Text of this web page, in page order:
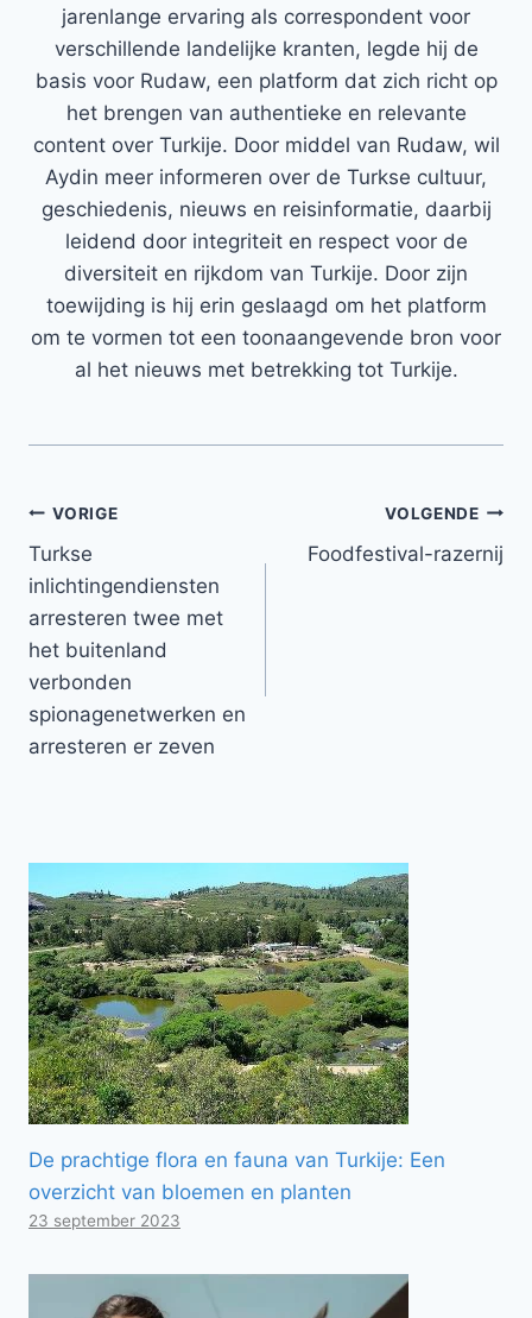
jarenlange ervaring als correspondent voor
verschillende landelijke kranten, legde hij de
basis voor Rudaw, een platform dat zich richt op
het brengen van authentieke en relevante
content over Turkije. Door middel van Rudaw, wil
Aydin meer informeren over de Turkse cultuur,
geschiedenis, nieuws en reisinformatie, daarbij
leidend door integriteit en respect voor de
diversiteit en rijkdom van Turkije. Door zijn
toewijding is hij erin geslaagd om het platform
om te vormen tot een toonaangevende bron voor
al het nieuws met betrekking tot Turkije.
Bericht
navigatie
VORIGE
Turkse
inlichtingendiensten
arresteren twee met
het buitenland
verbonden
spionagenetwerken en
arresteren er zeven
VOLGENDE
Foodfestival-razernij
De prachtige flora en fauna van Turkije: Een
overzicht van bloemen en planten
23 september 2023